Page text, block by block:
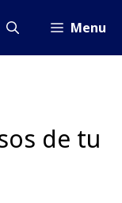
Menu
de tu